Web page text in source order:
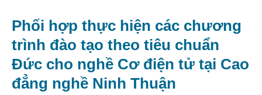
Phối hợp thực hiện các chương
trình đào tạo theo tiêu chuẩn
Đức cho nghề Cơ điện tử tại Cao
đẳng nghề Ninh Thuận